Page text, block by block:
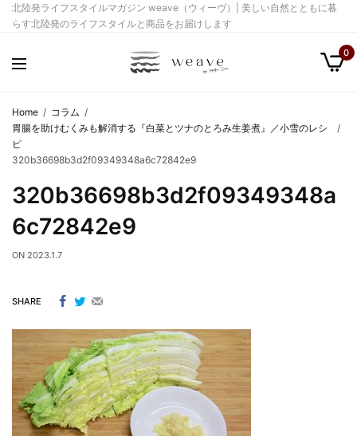
北陸発ライフスタイルマガジン weave（ウィーヴ）| 美しい自然とともに暮
らす北陸発のライフスタイルと商品をお届けします
0
Home
コラム
胃腸を助けむくみも解消する『白菜とツナのとろみ生姜煮』／小雪のレシ
ピ
320b36698b3d2f09349348a6c72842e9
320b36698b3d2f09349348a
6c72842e9
ON 2023.1.7
SHARE